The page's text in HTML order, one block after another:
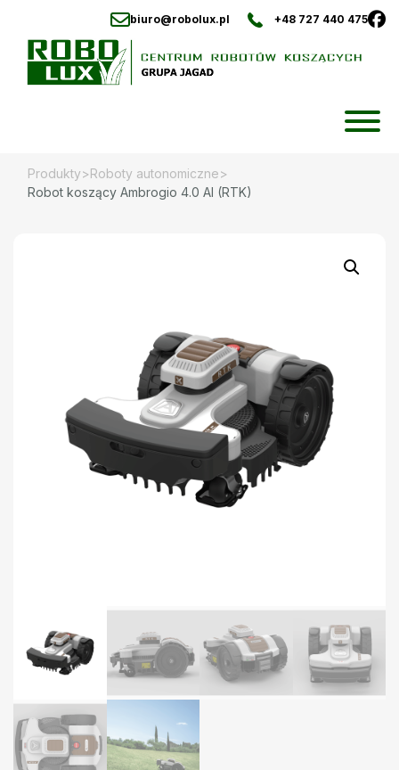
biuro@robolux.pl +48 727 440 475
Skip
Produkty>Roboty autonomiczne>
Robot koszący Ambrogio 4.0 AI (RTK)